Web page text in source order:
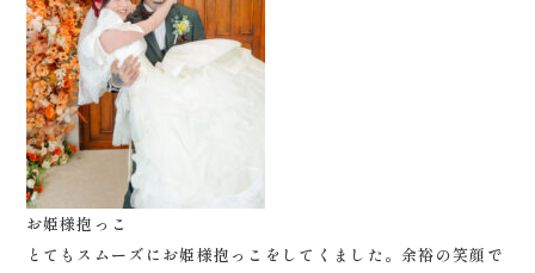
お姫様抱っこ
とてもスムーズにお姫様抱っこをしてくました。余裕の笑顔で